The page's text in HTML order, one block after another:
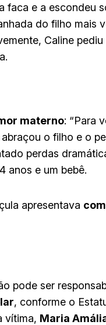
faca e a escondeu
do filho mais
Caline pediu
materno: “Para
o filho e o
perdas
anos e um bebê.
apresentava
pode ser
, conforme o
vítima, Maria